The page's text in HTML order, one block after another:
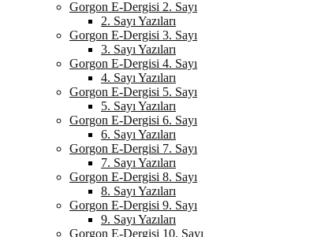
Gorgon E-Dergisi 2. Sayı
2. Sayı Yazıları
Gorgon E-Dergisi 3. Sayı
3. Sayı Yazıları
Gorgon E-Dergisi 4. Sayı
4. Sayı Yazıları
Gorgon E-Dergisi 5. Sayı
5. Sayı Yazıları
Gorgon E-Dergisi 6. Sayı
6. Sayı Yazıları
Gorgon E-Dergisi 7. Sayı
7. Sayı Yazıları
Gorgon E-Dergisi 8. Sayı
8. Sayı Yazıları
Gorgon E-Dergisi 9. Sayı
9. Sayı Yazıları
Gorgon E-Dergisi 10. Sayı